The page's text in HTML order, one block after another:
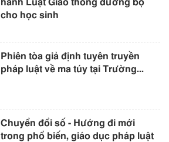
hành Luật Giao thông đường bộ
cho học sinh
Phiên tòa giả định tuyên truyền
pháp luật về ma túy tại Trường...
Chuyển đổi số - Hướng đi mới
trong phổ biến, giáo dục pháp luật